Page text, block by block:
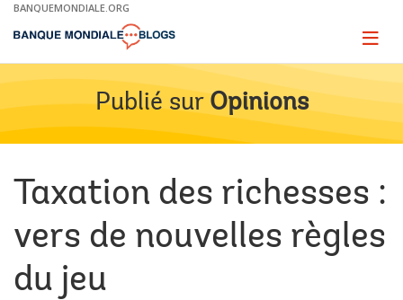
Skip
Main
BANQUEMONDIALE.ORG
Page
Publié sur Opinions
Taxation des richesses :
vers de nouvelles règles
du jeu